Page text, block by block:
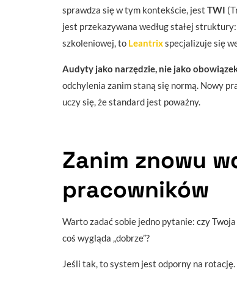
sprawdza się w tym kontekście, jest TWI
jest przekazywana według stałej
szkoleniowej, to Leantrixspecjalizuje się
Audyty jako narzędzie, nie jako
odchylenia zanim staną się normą. Nowy
uczy się, że standard jest poważny.
Zanim znowu
pracowników
Warto zadać sobie jedno pytanie: czy
coś wygląda „dobrze”?
Jeśli tak, to system jest odporny na